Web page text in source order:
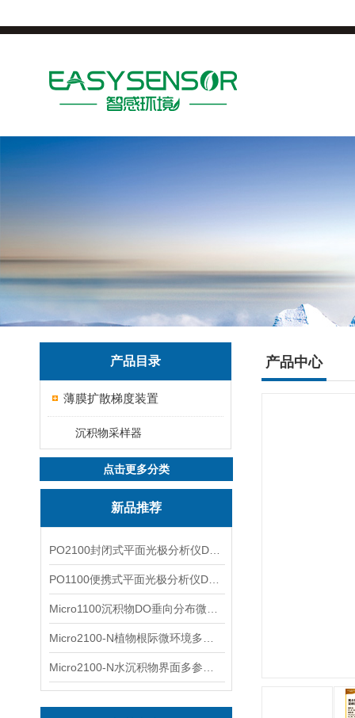
产品目录
薄膜扩散梯度装置
沉积物采样器
点击更多分类
新品推荐
产品中心